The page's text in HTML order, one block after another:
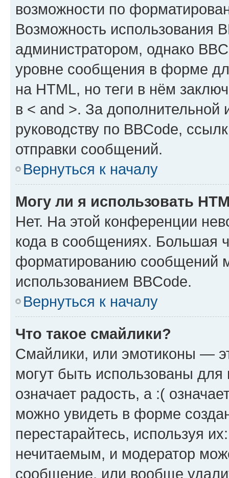
возможности по
Возможность использования
администратором, однако
уровне сообщения в форме
на HTML, но теги в нём
в < and >. За
руководству по BBCode,
отправки сообщений.
Вернуться к началу
Могу ли я использовать
Нет. На этой конференции
кода в сообщениях. Большая
форматированию сообщений
использованием BBCode.
Вернуться к началу
Что такое смайлики?
Смайлики, или эмотиконы —
могут быть использованы
означает радость, а :(
можно увидеть в форме
перестарайтесь, используя
нечитаемым, и модератор
сообщение, или вообще